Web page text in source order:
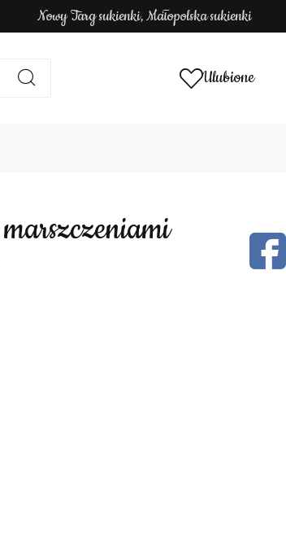
Nowy Targ sukienki, Małopolska sukienki
Ulubione